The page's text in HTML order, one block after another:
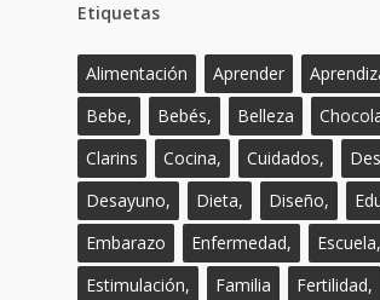
Etiquetas
Alimentación Aprender
Bebe,
Bebés, Belleza
Clarins
Cocina, Cuidados,
Desayuno,
Dieta, Diseño,
Embarazo
Enfermedad,
Escuela,
Estimulación,
Familia Fertilidad,